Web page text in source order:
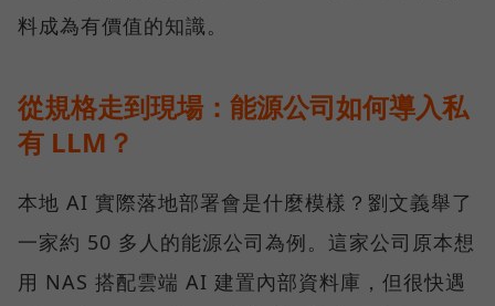
料成為有價值的知識。
從規格走到現場：能源公司如何導入私
有 LLM？
本地 AI 實際落地部署會是什麼模樣？劉文義舉了
一家約 50 多人的能源公司為例。這家公司原本想
用 NAS 搭配雲端 AI 建置內部資料庫，但很快遇